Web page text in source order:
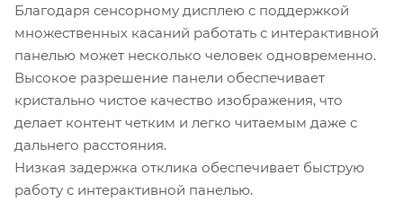
Благодаря сенсорному дисплею с поддержкой
множественных касаний работать с интерактивной
панелью может несколько человек одновременно.
Высокое разрешение панели обеспечивает
кристально чистое качество изображения, что
делает контент четким и легко читаемым даже с
дальнего расстояния.
Низкая задержка отклика обеспечивает быструю
работу с интерактивной панелью.